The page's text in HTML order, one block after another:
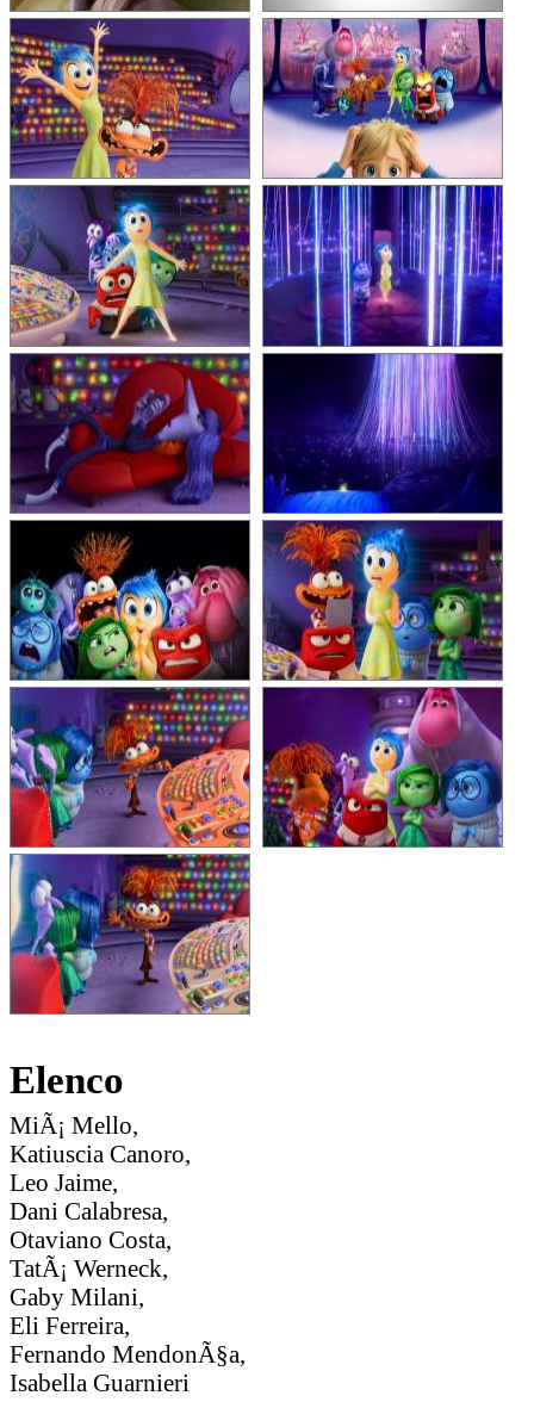
Elenco
MiÃ¡ Mello,
Katiuscia Canoro,
Leo Jaime,
Dani Calabresa,
Otaviano Costa,
TatÃ¡ Werneck,
Gaby Milani,
Eli Ferreira,
Fernando MendonÃ§a,
Isabella Guarnieri